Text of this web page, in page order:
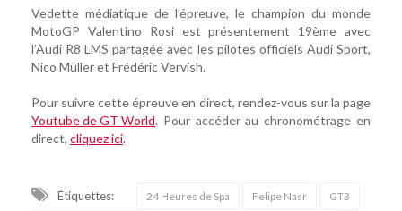
Vedette médiatique de l’épreuve, le champion du monde
MotoGP Valentino Rosi est présentement 19ème avec
l’Audi R8 LMS partagée avec les pilotes officiels Audi Sport,
Nico Müller et Frédéric Vervish.
Pour suivre cette épreuve en direct, rendez-vous sur la page
Youtube de GT World. Pour accéder au chronométrage en
direct, cliquez ici.
Étiquettes: 24 Heures de Spa Felipe Nasr GT3